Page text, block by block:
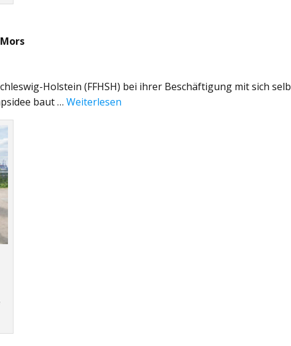
Holstein (FFHSH) bei ihrer Beschäftigung mit sich
baut …Weiterlesen